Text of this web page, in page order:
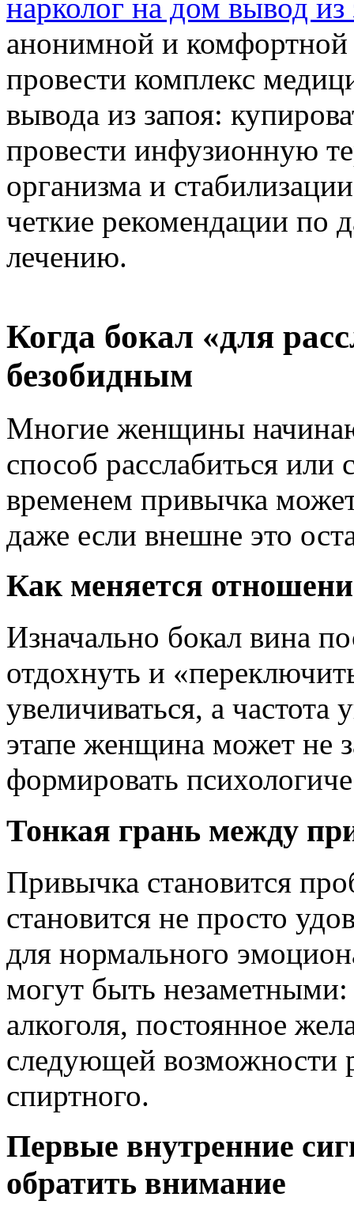
нарколог на дом вывод из
анонимной и
провести комплекс
вывода из запоя:
провести инфузионную
организма и
четкие рекомендации по
лечению.
Когда бокал «для
безобидным
Многие женщины
способ расслабиться или
временем привычка
даже если внешне это
Как меняется
Изначально бокал вина
отдохнуть и
увеличиваться, а
этапе женщина может не
формировать
Тонкая грань между
Привычка становится
становится не просто
для нормального
могут быть незаметными:
алкоголя, постоянное
следующей возможности
спиртного.
Первые внутренние
обратить внимание